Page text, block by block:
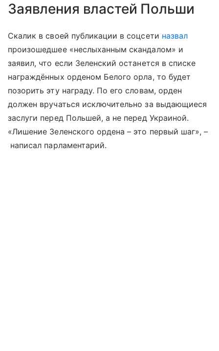
Заявления властей Польши
Скалик в своей публикации в соцсети назвал
произошедшее «неслыханным скандалом» и
заявил, что если Зеленский останется в списке
награждённых орденом Белого орла, то будет
позорить эту награду. По его словам, орден
должен вручаться исключительно за выдающиеся
заслуги перед Польшей, а не перед Украиной.
«Лишение Зеленского ордена – это первый шаг», –
написал парламентарий.